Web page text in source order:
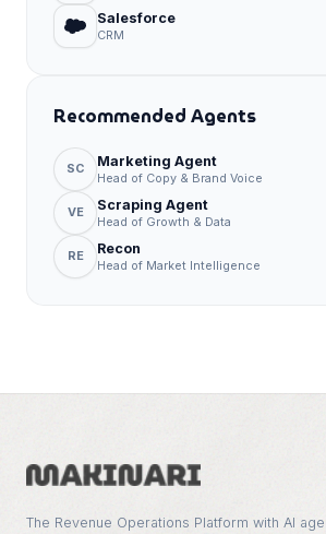
Salesforce
CRM
Recommended Agents
SC Marketing Agent
Head of Copy & Brand Voice
VE Scraping Agent
Head of Growth & Data
RE Recon
Head of Market Intelligence
The Revenue Operations Platform with AI